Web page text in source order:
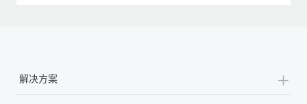
解决方案 +